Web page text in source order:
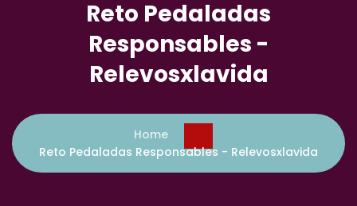
Reto Pedaladas
Responsables -
Relevosxlavida
Home
Reto Pedaladas Responsables - Relevosxlavida